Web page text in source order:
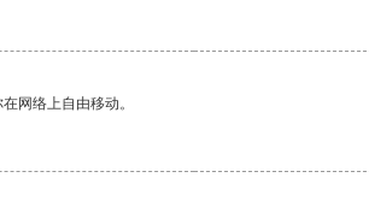
网络上自由移动。